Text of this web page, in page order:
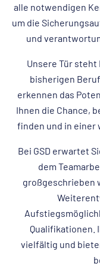
alle notwendigen
um die
und
Unsere Tür
bisherigen
erkennen das
Ihnen die Chance,
finden und in einer
Bei GSD erwartet
dem
großgeschrieben
Qualifikationen.
vielfältig und